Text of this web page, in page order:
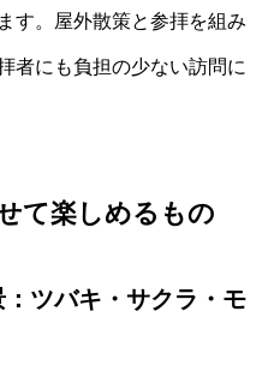
す。屋外散策と参拝を組み
者にも負担の少ない訪問に
て楽しめるもの
ツバキ・サクラ・モ